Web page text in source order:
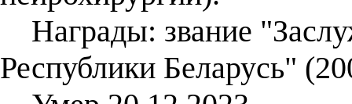
Награды: звание
Республики Беларусь"